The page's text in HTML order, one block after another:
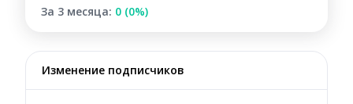
За 3 месяца: 0 (0%)
Изменение подписчиков